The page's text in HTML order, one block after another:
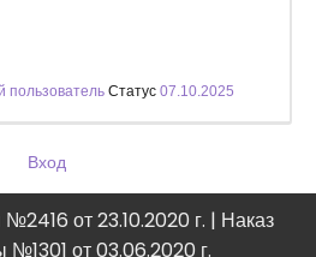
пользователь Статус 07.10.2025
Вход
от 23.10.2020 г. | Наказ
от 03.06.2020 г.